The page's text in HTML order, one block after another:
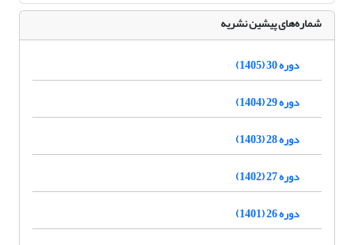
شماره‌های پیشین نشریه
دوره 30 (1405)
دوره 29 (1404)
دوره 28 (1403)
دوره 27 (1402)
دوره 26 (1401)